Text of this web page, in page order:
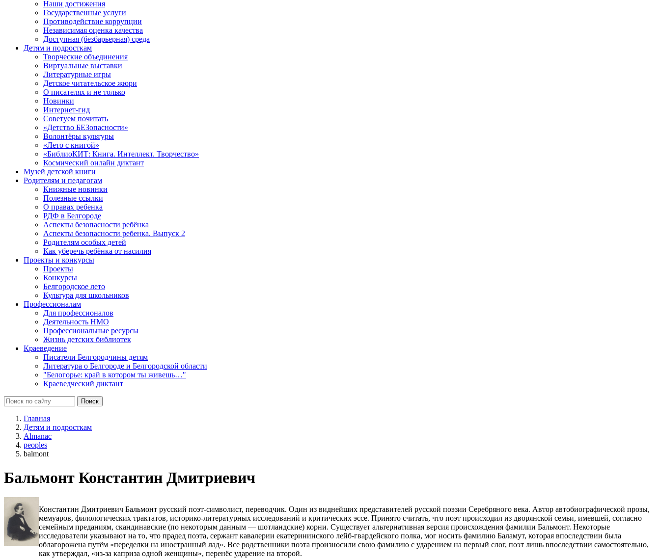
Наши достижения
Государственные услуги
Противодействие коррупции
Независимая оценка качества
Доступная (безбарьерная) среда
Детям и подросткам
Творческие объединения
Виртуальные выставки
Литературные игры
Детское читательское жюри
О писателях и не только
Новинки
Интернет-гид
Советуем почитать
«Детство БЕЗопасности»
Волонтёры культуры
«Лето с книгой»
«БиблиоКИТ: Книга. Интеллект. Творчество»
Космический онлайн диктант
Музей детской книги
Родителям и педагогам
Книжные новинки
Полезные ссылки
О правах ребенка
РДФ в Белгороде
Аспекты безопасности ребёнка
Аспекты безопасности ребенка. Выпуск 2
Родителям особых детей
Как уберечь ребёнка от насилия
Проекты и конкурсы
Проекты
Конкурсы
Белгородское лето
Культура для школьников
Профессионалам
Для профессионалов
Деятельность НМО
Профессиональные ресурсы
Жизнь детских библиотек
Краеведение
Писатели Белгородчины детям
Литература о Белгороде и Белгородской области
"Белогорье: край в котором ты живешь…"
Краеведческий диктант
Главная
Детям и подросткам
Almanac
peoples
balmont
Бальмонт Константин Дмитриевич
Константин Дмитриевич Бальмонт русский поэт-символист, переводчик. Один из виднейших представителей русской поэзии Серебряного века. Автор автобиографической прозы,
мемуаров, филологических трактатов, историко-литературных исследований и критических эссе. Принято считать, что поэт происходил из дворянской семьи, имевшей, согласно
семейным преданиям, скандинавские (по некоторым данным — шотландские) корни. Существует альтернативная версия происхождения фамилии Бальмонт. Некоторые
исследователи указывают на то, что прадед поэта, сержант кавалерии екатерининского лейб-гвардейского полка, мог носить фамилию Баламут, которая впоследствии была
облагорожена путём «переделки на иностранный лад». Все родственники поэта произносили свою фамилию с ударением на первый слог, поэт лишь впоследствии самостоятельно,
как утверждал, «из-за каприза одной женщины», перенёс ударение на второй.